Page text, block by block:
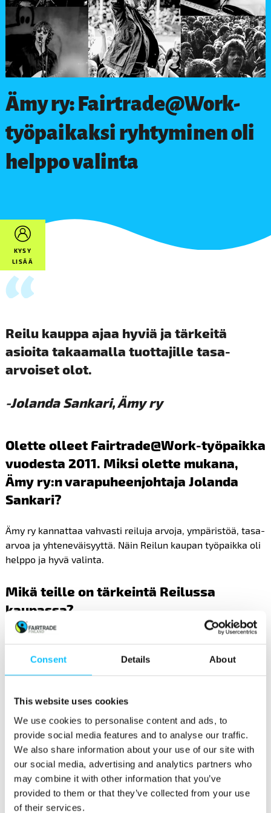
Consent Details About
This website uses cookies
We use cookies to personalise content and ads, to
provide social media features and to analyse our traffic.
We also share information about your use of our site with
our social media, advertising and analytics partners who
may combine it with other information that you’ve
provided to them or that they’ve collected from your use
of their services.
Ämy ry: Fairtrade@Work-
työpaikaksi ryhtyminen oli
helppo valinta
KYSY
LISÄÄ
Reilu kauppa ajaa hyviä ja tärkeitä
asioita takaamalla tuottajille tasa-
arvoiset olot.
-Jolanda Sankari, Ämy ry
Olette olleet Fairtrade@Work-työpaikka
vuodesta 2011. Miksi olette mukana,
Ämy ry:n varapuheenjohtaja Jolanda
Sankari?
Ämy ry kannattaa vahvasti reiluja arvoja, ympäristöä, tasa-
arvoa ja yhteneväisyyttä. Näin Reilun kaupan työpaikka oli
helppo ja hyvä valinta.
Mikä teille on tärkeintä Reilussa
kaupassa?
tuottajille tasa-arvoiset olot.
työpaikallanne?
Tarjoamme kokouksissamme Reilun kaupan kahvia ja
teetä. Myös Ämyrock festivaaleilla Ämy ry:n kanttiinissa
myytävät kahvilatuotteet ovat Reilua kauppaa.
Miten muuten levitätte sanaa Reilusta